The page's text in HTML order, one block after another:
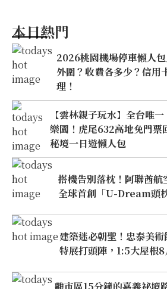
本日熱門
2026桃園機場停車懶人
外圍？收費各多少？信用
理！
【雲林親子玩水】全台唯
樂園！虎尾632高地免門票
秘境一日遊懶人包
搭機告別落枕！阿聯酋航
全球首創「U-Dream頭
建築迷必朝聖！忠泰美
特展打頭陣，1:5大屋根
離市區15分鐘的嘉義祕境